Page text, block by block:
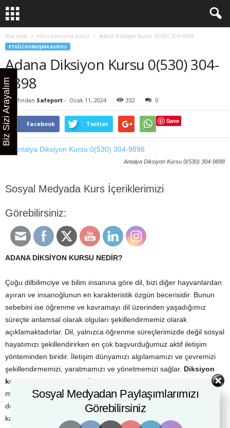
Ana sayfa etkili konuşma kursu Adana Diksiyon Kursu 0(530) 304-9898
ETKILI KONUŞMA KURSU
Adana Diksiyon Kursu 0(530) 304-
9898
Tarafından Safeport - Ocak 11, 2024 332 0
Facebook Twitter Save
Antalya Diksiyon Kursu 0(530) 304-9898
Sosyal Medyada Kurs İçeriklerimizi
Görebilirsiniz:
ADANA DİKSİYON KURSU NEDİR?
Çoğu dilbilimciye ve bilim insanına göre dil, bizi diğer hayvanlardan
ayıran ve insanoğlunun en karakteristik özgün becerisidir. Bunun
sebebini ise öğrenme ve kavramayı dil üzerinden yaşadığımız
süreçte anlamsal olarak olguları şekillendirmemiz olarak
açıklamaktadırlar. Dil, yalnızca öğrenme süreçlerimizde değil sosyal
hayatımızı şekillendirirken en çok başvurduğumuz aktif iletişim
yönteminden biridir. İletişim dünyamızı algılamamızı ve çevremizi
şekillendirmemizi, yaratmamızı ve yönetmemizi sağlar. Diksiyon
kursu
etkili iletişim eğitimi
ise, iletişimin tüm bu potansiyelini
mutlak verimde kullanarak bireyi gerek sosyal ve kültürel gerekse
de kişisel gelişimi açısından ileriye taşımayı hedefleyen eğitimleri
kapsar.
Sosyal Medyadan Paylaşımlarımızı
Görebilirsiniz
Biz Sizi Arayalım